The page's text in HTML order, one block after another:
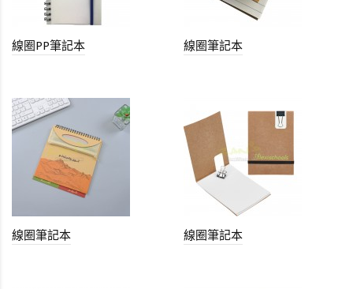
線圈PP筆記本 線圈筆記本
線圈筆記本 線圈筆記本